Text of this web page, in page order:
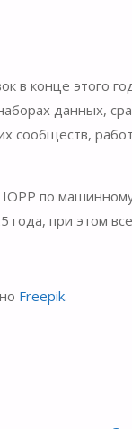
в конце этого
данных,
сообществ,
по
года, при этом
Freepik.